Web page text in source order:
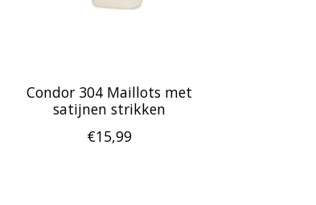
Condor 304 Maillots met
satijnen strikken
€15,99